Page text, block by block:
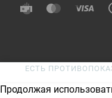
ЕСТЬ
Продолжая